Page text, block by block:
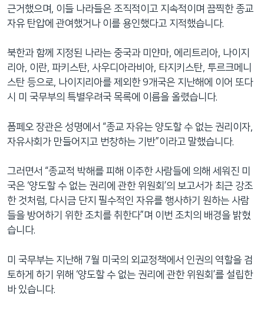
근거했으며, 이들 나라들은 조직적이고 지속적이며 끔찍한 종교
자유 탄압에 관여했거나 이를 용인했다고 지적했습니다.
북한과 함께 지정된 나라는 중국과 미얀마, 에리트리아, 나이지
리아, 이란, 파키스탄, 사우디아라비아, 타지키스탄, 투르크메니
스탄 등으로, 나이지리아를 제외한 9개국은 지난해에 이어 또다
시 미 국무부의 특별우려국 목록에 이름을 올렸습니다.
폼페오 장관은 성명에서 “종교 자유는 양도할 수 없는 권리이자,
자유사회가 만들어지고 번창하는 기반”이라고 말했습니다.
그러면서 “종교적 박해를 피해 이주한 사람들에 의해 세워진 미
국은 ‘양도할 수 없는 권리에 관한 위원회’의 보고서가 최근 강조
한 것처럼, 다시금 단지 필수적인 자유를 행사하기 원하는 사람
들을 방어하기 위한 조치를 취한다”며 이번 조치의 배경을 밝혔
습니다.
미 국무부는 지난해 7월 미국의 외교정책에서 인권의 역할을 검
토하게 하기 위해 ‘양도할 수 없는 권리에 관한 위원회’를 설립한
바 있습니다.